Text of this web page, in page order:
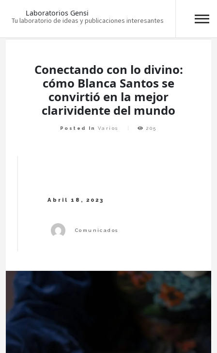
Laboratorios Gensi
Tu laboratorio de ideas y publicaciones interesantes
Conectando con lo divino:
cómo Blanca Santos se
convirtió en la mejor
clarividente del mundo
Posted InVarios 205